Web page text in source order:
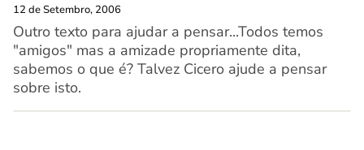
12 de Setembro, 2006
Outro texto para ajudar a pensar...Todos temos
"amigos" mas a amizade propriamente dita,
sabemos o que é? Talvez Cicero ajude a pensar
sobre isto.